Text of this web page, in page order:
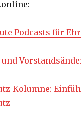
Podcasts für
und
Kolumne: